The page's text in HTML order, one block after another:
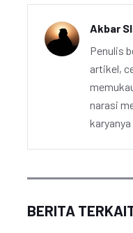
Akbar
Penulis
artikel,
narasi
karyanya
BERITA